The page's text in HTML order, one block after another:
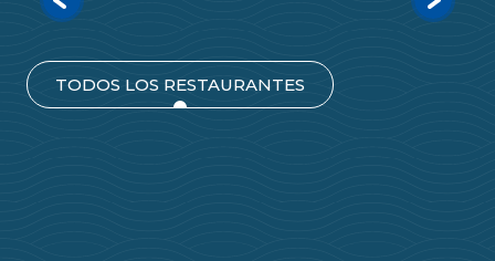
La Franqui, Leucate
TODOS LOS RESTAURANTES